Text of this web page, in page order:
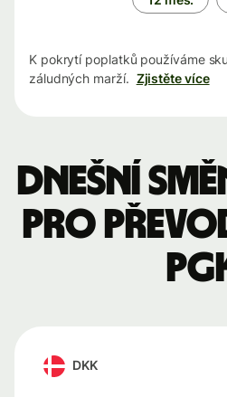
K pokrytí poplatků používáme
záludných marží. Zjistěte více
Dnešní
pro
DKK